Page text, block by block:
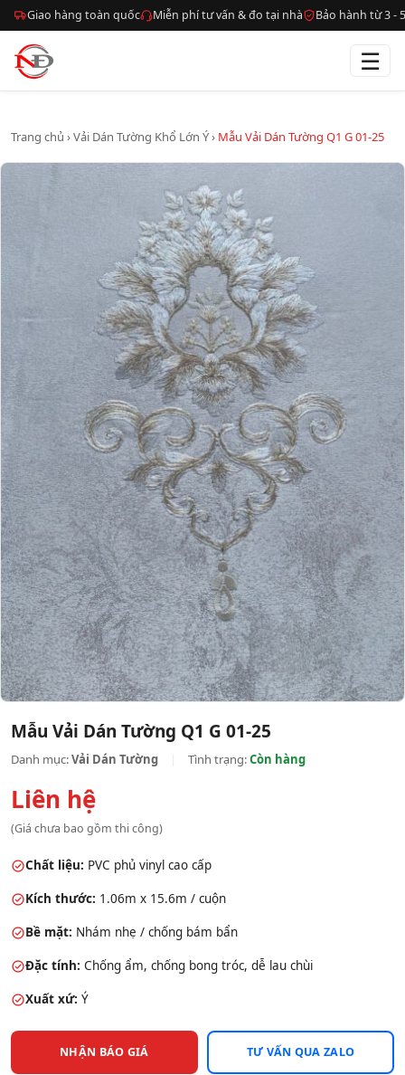
Giao hàng toàn quốc Miễn phí tư vấn & đo tại nhà Bảo hành từ 3 -
☰
Trang chủ ›Vải Dán Tường Khổ Lớn Ý› Mẫu Vải Dán Tường Q1 G 01-25
Mẫu Vải Dán Tường Q1 G 01-25
Danh mục:Vải Dán Tường Tình trạng:Còn hàng
Liên hệ
(Giá chưa bao gồm thi công)
Chất liệu: PVC phủ vinyl cao cấp
Kích thước: 1.06m x 15.6m / cuộn
Bề mặt: Nhám nhẹ / chống bám bẩn
Đặc tính: Chống ẩm, chống bong tróc, dễ lau chùi
Xuất xứ: Ý
NHẬN BÁO GIÁ TƯ VẤN QUA ZALO